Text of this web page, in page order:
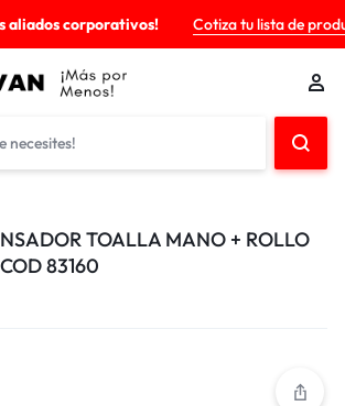
aliados corporativos! Cotiza tu lista de
TOALLA MANO + ROLLO
83160